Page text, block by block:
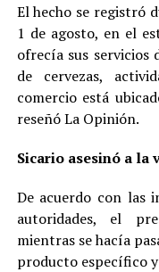
El hecho se registró
1 de agosto, en el
ofrecía sus
de cervezas,
comercio está
reseñó La Opinión.
Sicario asesinó a la
De acuerdo con las
autoridades, el
mientras se hacía
producto específico